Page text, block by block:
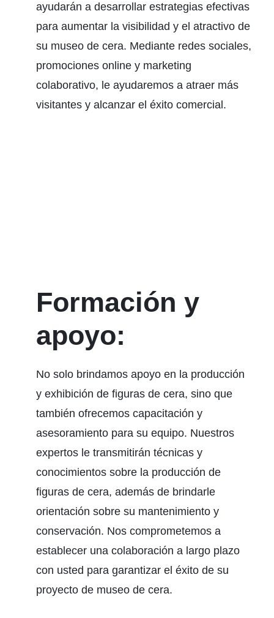
ayudarán a desarrollar estrategias efectivas
para aumentar la visibilidad y el atractivo de
su museo de cera. Mediante redes sociales,
promociones online y marketing
colaborativo, le ayudaremos a atraer más
visitantes y alcanzar el éxito comercial.
Formación y
apoyo:
No solo brindamos apoyo en la producción
y exhibición de figuras de cera, sino que
también ofrecemos capacitación y
asesoramiento para su equipo. Nuestros
expertos le transmitirán técnicas y
conocimientos sobre la producción de
figuras de cera, además de brindarle
orientación sobre su mantenimiento y
conservación. Nos comprometemos a
establecer una colaboración a largo plazo
con usted para garantizar el éxito de su
proyecto de museo de cera.